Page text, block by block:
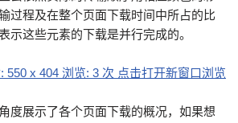
过程及在整个页面下载时间中所占的比
示这些元素的下载是并行完成的。
度展示了各个页面下载的概况，如果想